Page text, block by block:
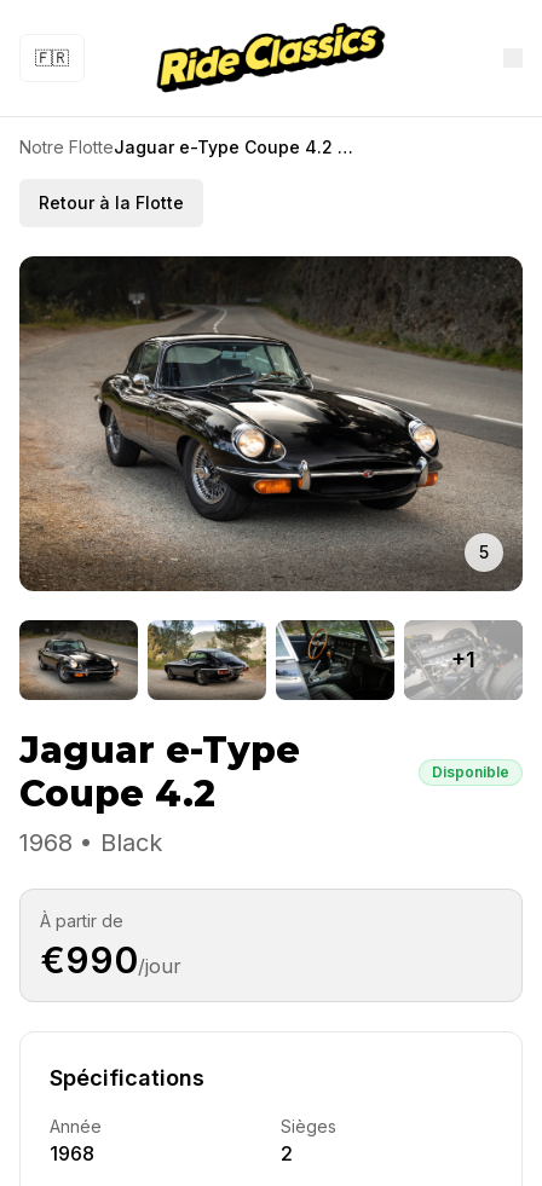
🇫🇷
Notre Flotte Jaguar e-Type Coupe 4.2 1968
Retour à la Flotte
5
+1
Jaguar e-Type
Coupe 4.2
Disponible
1968 • Black
À partir de
€990/jour
Spécifications
Année
1968
Sièges
2